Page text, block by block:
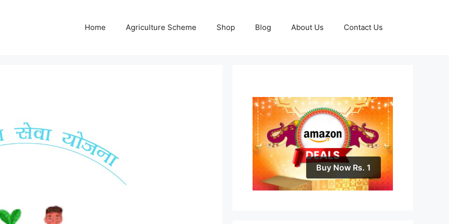
Home Agriculture Scheme Shop Blog About Us Contact Us
Buy Now Rs. 1